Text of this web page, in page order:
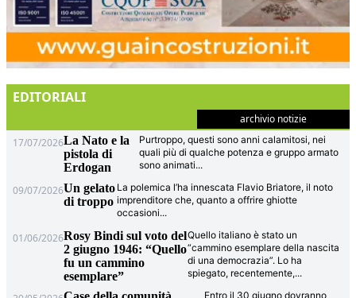
EDITORIALI
archivio notizie
17/07/2026La Nato e la
pistola di
Erdogan
Purtroppo, questi sono anni calamitosi, nei
quali più di qualche potenza e gruppo armato
sono animati...
09/07/2026Un gelato
di troppo
La polemica l’ha innescata Flavio Briatore, il noto
imprenditore che, quanto a offrire ghiotte
occasioni...
01/06/2026Rosy Bindi sul voto del
2 giugno 1946: “Quello
fu un cammino
esemplare”
Quello italiano è stato un
“cammino esemplare della nascita
di una democrazia”. Lo ha
spiegato, recentemente,...
Entro il 30 giugno dovranno